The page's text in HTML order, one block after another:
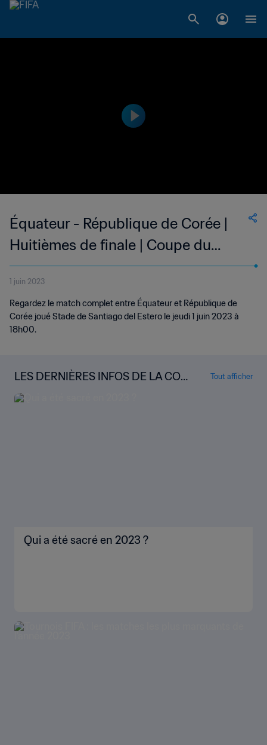
Équateur - République de Corée |
Huitièmes de finale | Coupe du
Monde U-20 de la FIFA, Argentine
2023™ | Replay
1 juin 2023
Regardez le match complet entre Équateur et République de
Corée joué Stade de Santiago del Estero le jeudi 1 juin 2023 à
18h00.
LES DERNIÈRES INFOS DE LA COU
PE DU MONDE U-20 DE LA FIFA
Tout afficher
Qui a été sacré en 2023 ?